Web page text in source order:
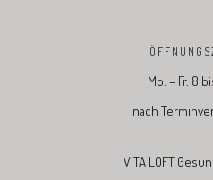
Mo. – Fr. 8
nach
VITA LOFT